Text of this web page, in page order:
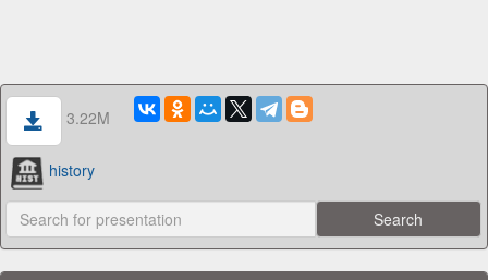
3.22M
history